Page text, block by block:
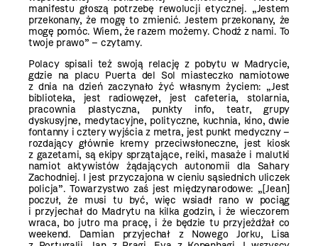
manifestu głoszą potrzebę rewolucji etycznej. „Jestem
przekonany, że mogę to zmienić. Jestem przekonany, że
mogę pomóc. Wiem, że razem możemy. Chodź z nami. To
twoje prawo” – czytamy.
Polacy spisali też swoją relację z pobytu w Madrycie,
gdzie na placu Puerta del Sol miasteczko namiotowe
z dnia na dzień zaczynało żyć własnym życiem: „Jest
biblioteka, jest radiowęzeł, jest cafeteria, stolarnia,
pracownia plastyczna, punkty info, teatr, grupy
dyskusyjne, medytacyjne, polityczne, kuchnia, kino, dwie
fontanny i cztery wyjścia z metra, jest punkt medyczny –
rozdający głównie kremy przeciwsłoneczne, jest kiosk
z gazetami, są ekipy sprzątające, reiki, masaże i malutki
namiot aktywistów żądających autonomii dla Sahary
Zachodniej. I jest przyczajona w cieniu sąsiednich uliczek
policja”. Towarzystwo zaś jest międzynarodowe: „[Jean]
poczuł, że musi tu być, więc wsiadł rano w pociąg
i przyjechał do Madrytu na kilka godzin, i że wieczorem
wraca, bo jutro ma pracę, i że będzie tu przyjeżdżał co
weekend. Damian przyjechał z Nowego Jorku, Lisa